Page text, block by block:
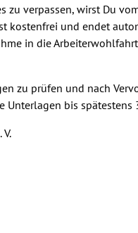
zu verpassen, wirst Du
kostenfrei und endet
in die
zu prüfen und nach
bis spätestens